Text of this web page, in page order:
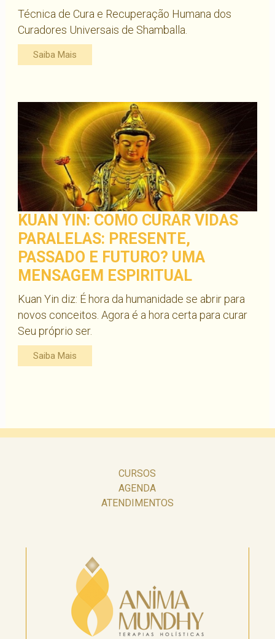
Técnica de Cura e Recuperação Humana dos
Curadores Universais de Shamballa.
Saiba Mais
KUAN YIN: COMO CURAR VIDAS
PARALELAS: PRESENTE,
PASSADO E FUTURO? UMA
MENSAGEM ESPIRITUAL
Kuan Yin diz: É hora da humanidade se abrir para
novos conceitos. Agora é a hora certa para curar
Seu próprio ser.
Saiba Mais
CURSOS
AGENDA
ATENDIMENTOS